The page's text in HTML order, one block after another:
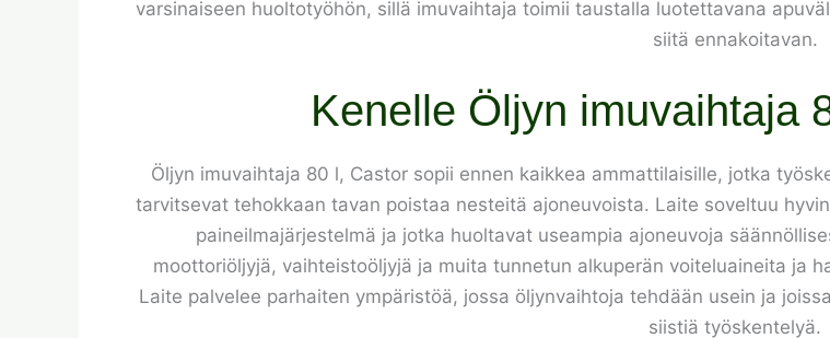
varsinaiseen huoltotyöhön, sillä imuvaihtaja toimii taustalla luotettavana
siitä ennakoitavan.
Kenelle Öljyn imuvaihtaja
Öljyn imuvaihtaja 80 l, Castor sopii ennen kaikkea ammattilaisille, jotka
tarvitsevat tehokkaan tavan poistaa nesteitä ajoneuvoista. Laite soveltuu
paineilmajärjestelmä ja jotka huoltavat useampia ajoneuvoja
moottoriöljyjä, vaihteistoöljyjä ja muita tunnetun alkuperän voiteluaineita ja
Laite palvelee parhaiten ympäristöä, jossa öljynvaihtoja tehdään usein ja
siistiä työskentelyä.